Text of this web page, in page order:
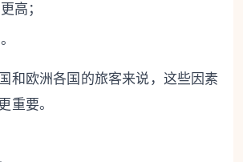
高；
和欧洲各国的旅客来说，这些因素
重要。